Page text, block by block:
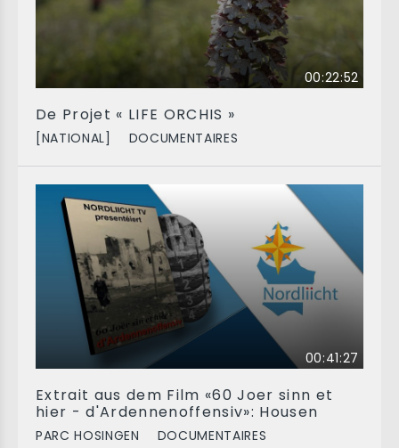
00:22:52
De Projet « LIFE ORCHIS »
[NATIONAL] DOCUMENTAIRES
00:41:27
Extrait aus dem Film «60 Joer sinn et
hier - d'Ardennenoffensiv»: Housen
PARC HOSINGEN DOCUMENTAIRES